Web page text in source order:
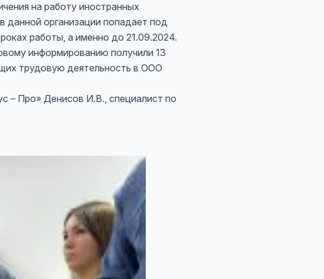
на работу иностранных
данной организации попадает под
работы, а именно до 21.09.2024.
информированию получили 13
трудовую деятельность в ООО
– Про» Денисов И.В., специалист по